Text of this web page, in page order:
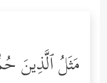
مَثَلُ ٱلَّذِینَ